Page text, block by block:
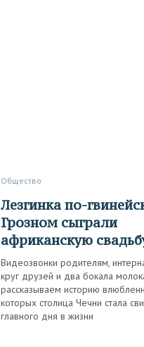
Общество
Лезгинка по-гвинейски: как в
Грозном сыграли
африканскую
Видеозвонки родителям,
круг друзей и два бокала
рассказываем историю
которых столица Чечни стала
главного дня в жизни